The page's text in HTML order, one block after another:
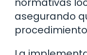
asegurando